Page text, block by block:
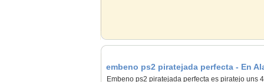
embeno ps2 piratejada perfecta - En
Embeno ps2 piratejada perfecta es piratejo uns